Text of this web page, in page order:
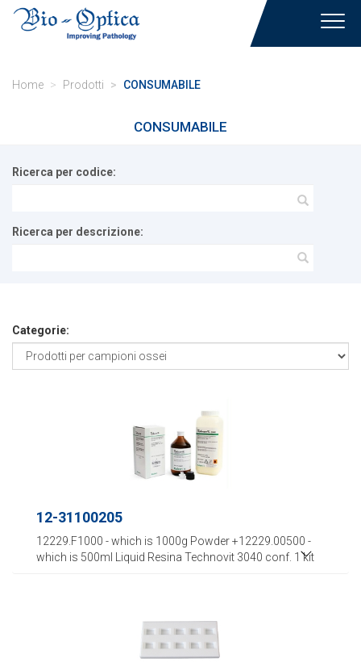
Home Prodotti CONSUMABILE
CONSUMABILE
Ricerca per codice:
Ricerca per descrizione:
Categorie:
12-31100205
12229.F1000 - which is 1000g Powder +12229.00500 -
which is 500ml Liquid Resina Technovit 3040 conf. 1 kit